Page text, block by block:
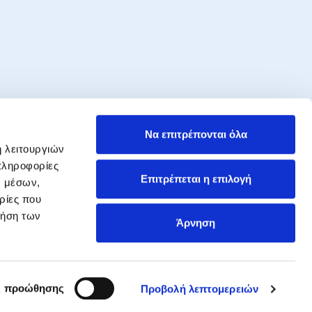
μέσων,
που
των
προώθησης Προβολή λεπτομερειών
Να επιτρέπονται όλα
Επιτρέπεται η επιλογή
Άρνηση
στον χώρο της ασφάλισης.
Προσφορές, Ενημερώσεις &
για τα προϊόντα και τις υπηρεσίες
AE και δηλώνω ότι ενημερώθηκα